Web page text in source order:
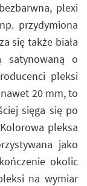
plexi
przydymiona
się także biała
satynowaną o
pleksi
20 mm, to
sięga się po
pleksa
jako
okolic
na wymiar